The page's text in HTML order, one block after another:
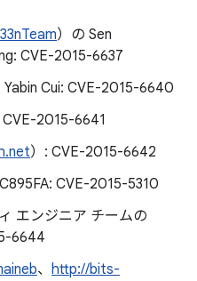
）の Sen
CVE-2015-6637
Cui: CVE-2015-6640
2015-6641
）: CVE-2015-6642
CVE-2015-5310
エンジニア チームの
6644
、 http://bits-